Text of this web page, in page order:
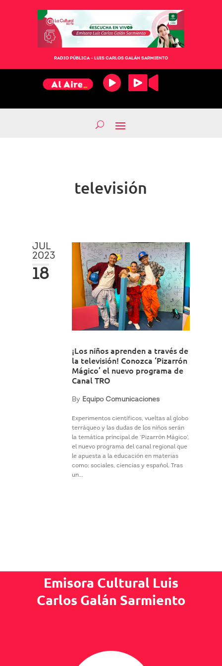
RADIO PÚBLICA – LUIS CARLOS GALÁN SARMIENTO
televisión
JUL
2023
18
¡Los niños aprenden a través de
la televisión! Conozca ‘Pizarrón
Mágico’ el nuevo programa de
Canal TRO
By Equipo Comunicaciones
Experimentos científicos, vueltas al globo
terráqueo y las dudas de los niños serán
la temática principal de ‘Pizarrón Mágico’,
el nuevo programa del canal regional que
le apuesta a la educación en materias
como: sociales, ciencias y español. Tras
un...
Emisora Cultural Luis
Carlos Galán Sarmiento